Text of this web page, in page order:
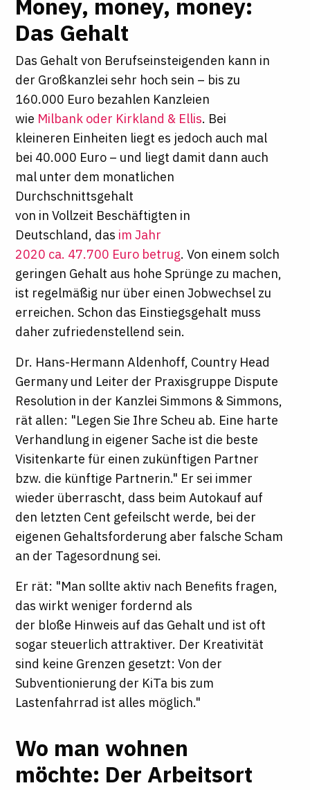
Money, money, money:
Das Gehalt
Das Gehalt von Berufseinsteigenden kann in
der Großkanzlei sehr hoch sein – bis zu
160.000 Euro bezahlen Kanzleien
wie Milbank oder Kirkland & Ellis. Bei
kleineren Einheiten liegt es jedoch auch mal
bei 40.000 Euro – und liegt damit dann auch
mal unter dem monatlichen
Durchschnittsgehalt
von in Vollzeit Beschäftigten in
Deutschland, das im Jahr
2020 ca. 47.700 Euro betrug. Von einem solch
geringen Gehalt aus hohe Sprünge zu machen,
ist regelmäßig nur über einen Jobwechsel zu
erreichen. Schon das Einstiegsgehalt muss
daher zufriedenstellend sein.
Dr. Hans-Hermann Aldenhoff, Country Head
Germany und Leiter der Praxisgruppe Dispute
Resolution in der Kanzlei Simmons & Simmons,
rät allen: "Legen Sie Ihre Scheu ab. Eine harte
Verhandlung in eigener Sache ist die beste
Visitenkarte für einen zukünftigen Partner
bzw. die künftige Partnerin." Er sei immer
wieder überrascht, dass beim Autokauf auf
den letzten Cent gefeilscht werde, bei der
eigenen Gehaltsforderung aber falsche Scham
an der Tagesordnung sei.
Er rät: "Man sollte aktiv nach Benefits fragen,
das wirkt weniger fordernd als
der bloße Hinweis auf das Gehalt und ist oft
sogar steuerlich attraktiver. Der Kreativität
sind keine Grenzen gesetzt: Von der
Subventionierung der KiTa bis zum
Lastenfahrrad ist alles möglich."
Wo man wohnen
möchte: Der Arbeitsort